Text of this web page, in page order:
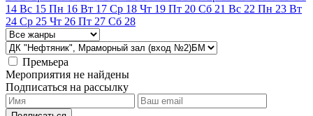
14 Вс 15 Пн 16 Вт 17 Ср 18 Чт 19 Пт 20 Сб 21 Вс 22 Пн 23 Вт
24 Ср 25 Чт 26 Пт 27 Сб 28
Премьера
Мероприятия не найдены
Подписаться на рассылку